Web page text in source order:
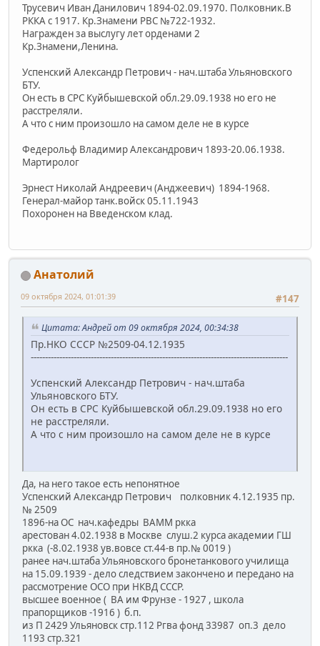
Трусевич Иван Данилович 1894-02.09.1970. Полковник.В
РККА с 1917. Кр.Знамени РВС №722-1932.
Награжден за выслугу лет орденами 2
Кр.Знамени,Ленина.
Успенский Александр Петрович - нач.штаба Ульяновского
БТУ.
Он есть в СРС Куйбышевской обл.29.09.1938 но его не
расстреляли.
А что с ним произошло на самом деле не в курсе
Федерольф Владимир Александрович 1893-20.06.1938.
Мартиролог
Эрнест Николай Андреевич (Анджеевич) 1894-1968.
Генерал-майор танк.войск 05.11.1943
Похоронен на Введенском клад.
Анатолий
#147
09 октября 2024, 01:01:39
Цитата: Андрей от 09 октября 2024, 00:34:38
Пр.НКО СССР №2509-04.12.1935
------------------------------------------------------------------------------------------
Успенский Александр Петрович - нач.штаба
Ульяновского БТУ.
Он есть в СРС Куйбышевской обл.29.09.1938 но его
не расстреляли.
А что с ним произошло на самом деле не в курсе
Да, на него такое есть непонятное
Успенский Александр Петрович полковник 4.12.1935 пр.
№ 2509
1896-на ОС нач.кафедры ВАММ ркка
арестован 4.02.1938 в Москве слуш.2 курса академии ГШ
ркка (-8.02.1938 ув.вовсе ст.44-в пр.№ 0019 )
ранее нач.штаба Ульяновского бронетанкового училища
на 15.09.1939 - дело следствием закончено и передано на
рассмотрение ОСО при НКВД СССР.
высшее военное ( ВА им Фрунзе - 1927 , школа
прапорщиков -1916 ) б.п.
из П 2429 Ульяновск стр.112 Ргва фонд 33987 оп.3 дело
1193 стр.321